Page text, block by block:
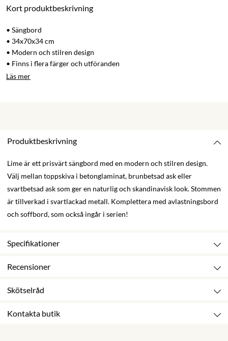
Kort produktbeskrivning
• Sängbord
• 34x70x34 cm
• Modern och stilren design
• Finns i flera färger och utföranden
Läs mer
Produktbeskrivning
Lime är ett prisvärt sängbord med en modern och stilren design.
Välj mellan toppskiva i betonglaminat, brunbetsad ask eller
svartbetsad ask som ger en naturlig och skandinavisk look. Stommen
är tillverkad i svartlackad metall. Komplettera med avlastningsbord
och soffbord, som också ingår i serien!
Specifikationer
Recensioner
Skötselråd
Kontakta butik